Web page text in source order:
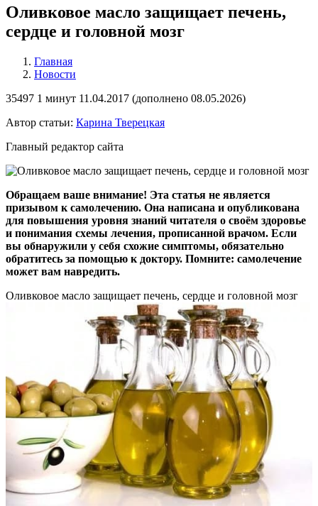
Оливковое масло защищает печень,
сердце и головной мозг
Главная
Новости
35497 1 минут 11.04.2017 (дополнено 08.05.2026)
Автор статьи: Карина Тверецкая
Главный редактор сайта
Обращаем ваше внимание! Эта статья не является
призывом к самолечению. Она написана и опубликована
для повышения уровня знаний читателя о своём здоровье
и понимания схемы лечения, прописанной врачом. Если
вы обнаружили у себя схожие симптомы, обязательно
обратитесь за помощью к доктору. Помните: самолечение
может вам навредить.
Оливковое масло защищает печень, сердце и головной мозг